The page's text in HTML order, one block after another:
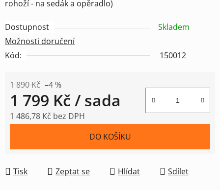
rohoží - na sedák a opěradlo)
Dostupnost
Skladem
Možnosti doručení
Kód:
150012
1 890 Kč –4 %
1 799 Kč / sada
1 486,78 Kč bez DPH
DO KOŠÍKU
Tisk Zeptat se Hlídat Sdílet